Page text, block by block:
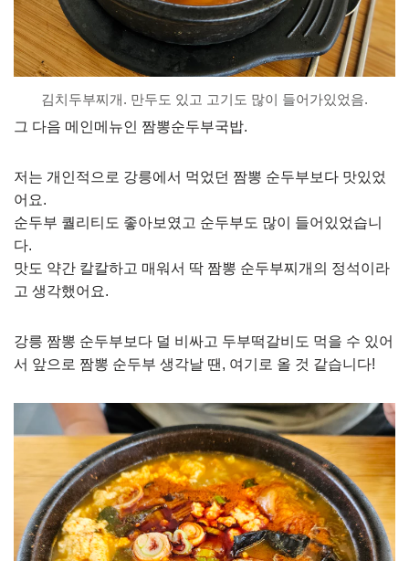
김치두부찌개. 만두도 있고 고기도 많이 들어가있었음.
그 다음 메인메뉴인 짬뽕순두부국밥.
저는 개인적으로 강릉에서 먹었던 짬뽕 순두부보다 맛있었
어요.
순두부 퀄리티도 좋아보였고 순두부도 많이 들어있었습니
다.
맛도 약간 칼칼하고 매워서 딱 짬뽕 순두부찌개의 정석이라
고 생각했어요.
강릉 짬뽕 순두부보다 덜 비싸고 두부떡갈비도 먹을 수 있어
서 앞으로 짬뽕 순두부 생각날 땐, 여기로 올 것 같습니다!